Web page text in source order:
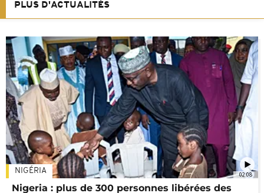
PLUS D'ACTUALITÉS
02:08
NIGÉRIA
Nigeria : plus de 300 personnes libérées des